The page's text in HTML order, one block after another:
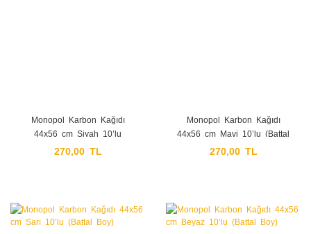
Monopol Karbon Kağıdı
44x56 cm Siyah 10’lu
(Battal Boy)
270,00 TL
Monopol Karbon Kağıdı
44x56 cm Mavi 10’lu (Battal
Boy)
270,00 TL